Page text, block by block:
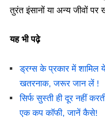
तुरंत इंसानों या अन्य जीवों
यह भी पढ़े
ड्रग्स के प्रकार में शामिल
खतरनाक, जरूर जान लें !
सिर्फ सुस्ती ही दूर नहीं
एक कप कॉफी, जानें कैसे!